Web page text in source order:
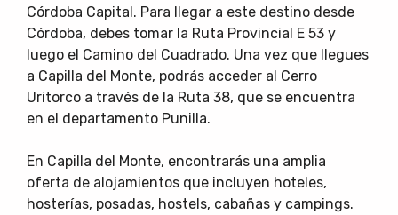
Córdoba Capital. Para llegar a este destino desde
Córdoba, debes tomar la Ruta Provincial E 53 y
luego el Camino del Cuadrado. Una vez que llegues
a Capilla del Monte, podrás acceder al Cerro
Uritorco a través de la Ruta 38, que se encuentra
en el departamento Punilla.
En Capilla del Monte, encontrarás una amplia
oferta de alojamientos que incluyen hoteles,
hosterías, posadas, hostels, cabañas y campings.